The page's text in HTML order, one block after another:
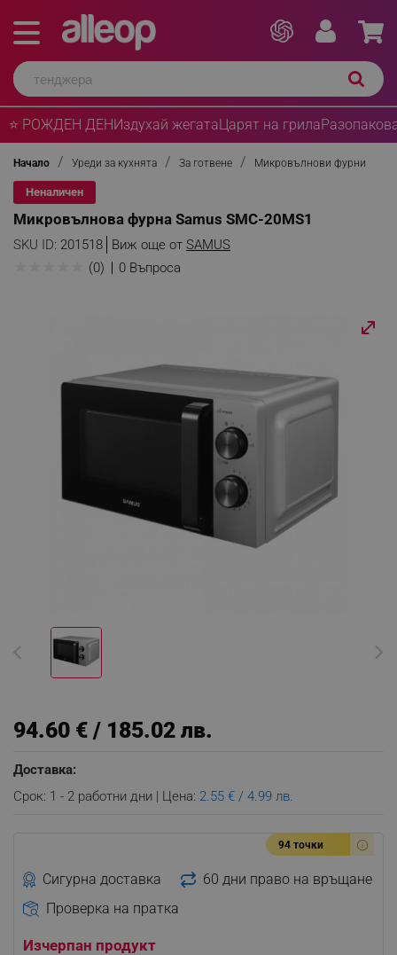
⭐ РОЖДЕН ДЕНИздухай жегатаЦарят на грила
Начало Уреди за кухнята За готвене Микровълнови фурни
Неналичен
Микровълнова фурна Samus SMC-20MS1
SKU ID: 201518 Виж още от SAMUS
(0) 0 Въпроса
94.60 € / 185.02 лв.
Доставка:
Срок: 1 - 2 работни дни | Цена: 2.55 € / 4.99 лв.
94 точки
Сигурна доставка
60 дни право на връщане
Проверка на пратка
Изчерпан продукт